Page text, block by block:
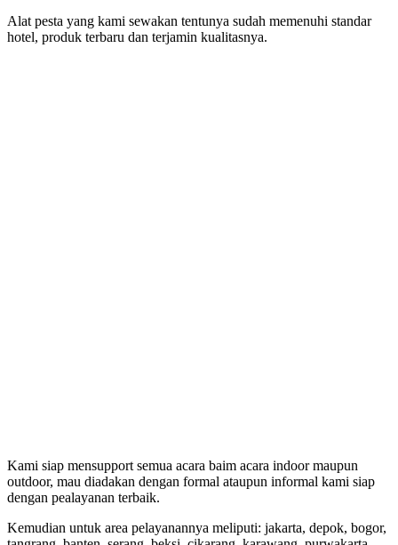
Alat pesta yang kami sewakan tentunya sudah memenuhi standar
hotel, produk terbaru dan terjamin kualitasnya.
Kami siap mensupport semua acara baim acara indoor maupun
outdoor, mau diadakan dengan formal ataupun informal kami siap
dengan pealayanan terbaik.
Kemudian untuk area pelayanannya meliputi: jakarta, depok, bogor,